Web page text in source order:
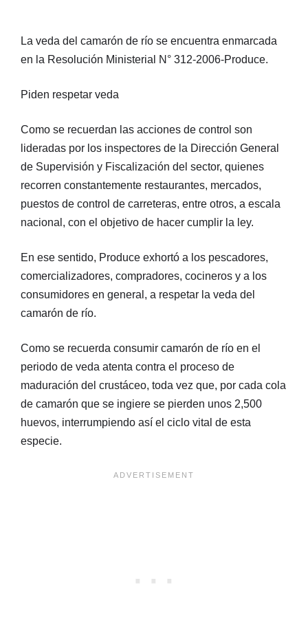
La veda del camarón de río se encuentra enmarcada
en la Resolución Ministerial N° 312-2006-Produce.
Piden respetar veda
Como se recuerdan las acciones de control son
lideradas por los inspectores de la Dirección General
de Supervisión y Fiscalización del sector, quienes
recorren constantemente restaurantes, mercados,
puestos de control de carreteras, entre otros, a escala
nacional, con el objetivo de hacer cumplir la ley.
En ese sentido, Produce exhortó a los pescadores,
comercializadores, compradores, cocineros y a los
consumidores en general, a respetar la veda del
camarón de río.
Como se recuerda consumir camarón de río en el
periodo de veda atenta contra el proceso de
maduración del crustáceo, toda vez que, por cada cola
de camarón que se ingiere se pierden unos 2,500
huevos, interrumpiendo así el ciclo vital de esta
especie.